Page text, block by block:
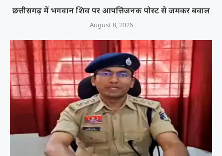
छत्तीसगढ़ में भगवान शिव पर आपत्तिजनक पोस्ट से जमकर बवाल
August 8, 2026